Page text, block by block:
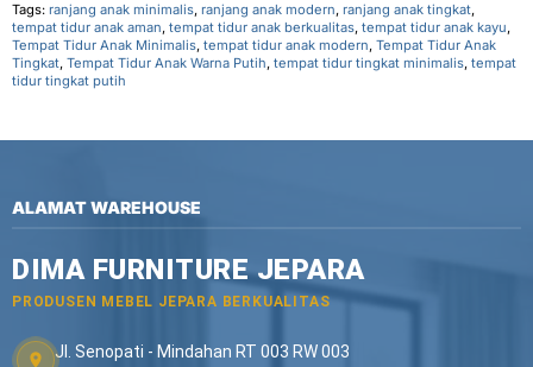
Tags: ranjang anak minimalis, ranjang anak modern, ranjang anak tingkat,
tempat tidur anak aman, tempat tidur anak berkualitas, tempat tidur anak kayu,
Tempat Tidur Anak Minimalis, tempat tidur anak modern, Tempat Tidur Anak
Tingkat, Tempat Tidur Anak Warna Putih, tempat tidur tingkat minimalis, tempat
tidur tingkat putih
ALAMAT WAREHOUSE
DIMA FURNITURE JEPARA
PRODUSEN MEBEL JEPARA BERKUALITAS
Jl. Senopati - Mindahan RT 003 RW 003